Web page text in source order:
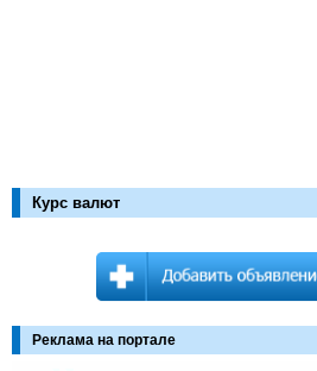
Курс валют
Реклама на портале